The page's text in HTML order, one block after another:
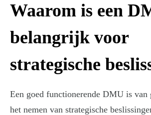
Waarom is een
belangrijk voor
strategische
Een goed functionerende DMU is van
het nemen van strategische